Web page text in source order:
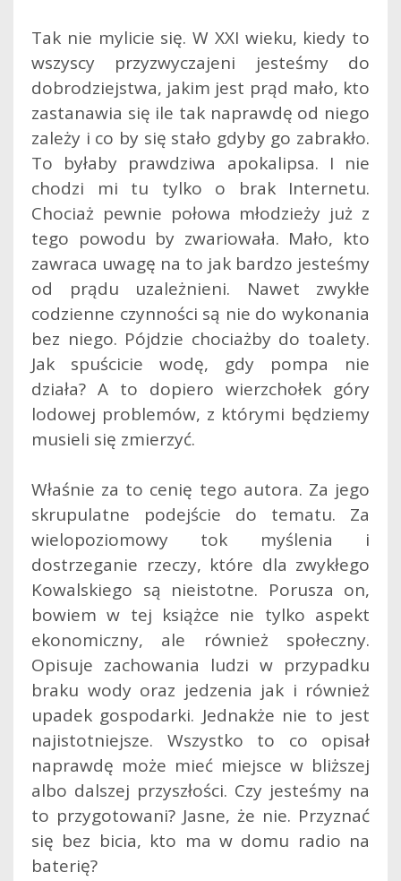
Tak nie mylicie się. W XXI wieku, kiedy to
wszyscy przyzwyczajeni jesteśmy do
dobrodziejstwa, jakim jest prąd mało, kto
zastanawia się ile tak naprawdę od niego
zależy i co by się stało gdyby go zabrakło.
To byłaby prawdziwa apokalipsa. I nie
chodzi mi tu tylko o brak Internetu.
Chociaż pewnie połowa młodzieży już z
tego powodu by zwariowała. Mało, kto
zawraca uwagę na to jak bardzo jesteśmy
od prądu uzależnieni. Nawet zwykłe
codzienne czynności są nie do wykonania
bez niego. Pójdzie chociażby do toalety.
Jak spuścicie wodę, gdy pompa nie
działa? A to dopiero wierzchołek góry
lodowej problemów, z którymi będziemy
musieli się zmierzyć.
Właśnie za to cenię tego autora. Za jego
skrupulatne podejście do tematu. Za
wielopoziomowy tok myślenia i
dostrzeganie rzeczy, które dla zwykłego
Kowalskiego są nieistotne. Porusza on,
bowiem w tej książce nie tylko aspekt
ekonomiczny, ale również społeczny.
Opisuje zachowania ludzi w przypadku
braku wody oraz jedzenia jak i również
upadek gospodarki. Jednakże nie to jest
najistotniejsze. Wszystko to co opisał
naprawdę może mieć miejsce w bliższej
albo dalszej przyszłości. Czy jesteśmy na
to przygotowani? Jasne, że nie. Przyznać
się bez bicia, kto ma w domu radio na
baterię?